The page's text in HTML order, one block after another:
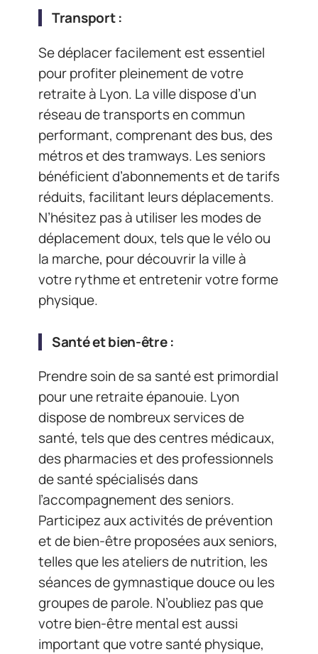
Transport :
Se déplacer facilement est essentiel
pour profiter pleinement de votre
retraite à Lyon. La ville dispose d’un
réseau de transports en commun
performant, comprenant des bus, des
métros et des tramways. Les seniors
bénéficient d’abonnements et de tarifs
réduits, facilitant leurs déplacements.
N’hésitez pas à utiliser les modes de
déplacement doux, tels que le vélo ou
la marche, pour découvrir la ville à
votre rythme et entretenir votre forme
physique.
Santé et bien-être :
Prendre soin de sa santé est primordial
pour une retraite épanouie. Lyon
dispose de nombreux services de
santé, tels que des centres médicaux,
des pharmacies et des professionnels
de santé spécialisés dans
l’accompagnement des seniors.
Participez aux activités de prévention
et de bien-être proposées aux seniors,
telles que les ateliers de nutrition, les
séances de gymnastique douce ou les
groupes de parole. N’oubliez pas que
votre bien-être mental est aussi
important que votre santé physique,